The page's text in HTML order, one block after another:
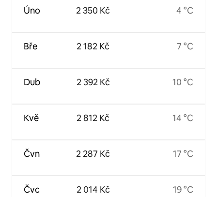
Úno
Bře
Dub
Kvě
Čvn
Čvc
2 350 Kč
2 182 Kč
2 392 Kč
2 812 Kč
2 287 Kč
2 014 Kč
4 °C
7 °C
10 °C
14 °C
17 °C
19 °C